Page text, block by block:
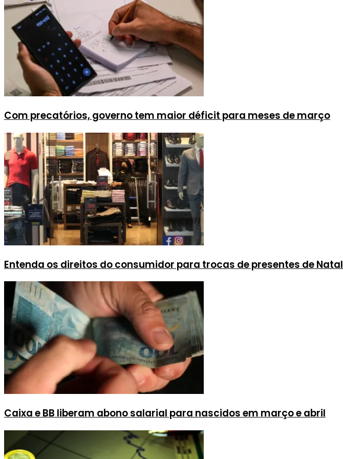
Com precatórios, governo tem maior déficit para meses de março
Entenda os direitos do consumidor para trocas de presentes de Natal
Caixa e BB liberam abono salarial para nascidos em março e abril